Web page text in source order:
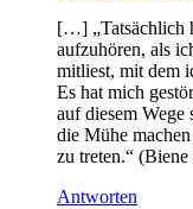
[…] „Tatsächlich
aufzuhören, als
mitliest, mit dem
Es hat mich
auf diesem Wege
die Mühe
zu treten.“
Antworten